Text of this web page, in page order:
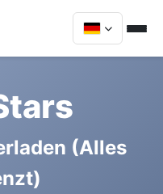
(Alles